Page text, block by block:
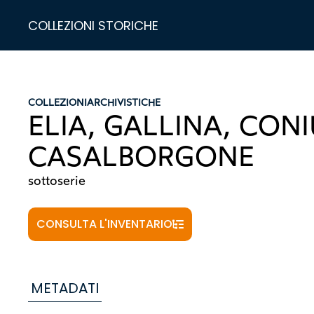
COLLEZIONI STORICHE
COLLEZIONIARCHIVISTICHE
ELIA, GALLINA,
CASALBORGONE
sottoserie
CONSULTA L'INVENTARIO
METADATI